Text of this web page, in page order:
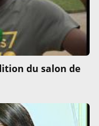
du salon de